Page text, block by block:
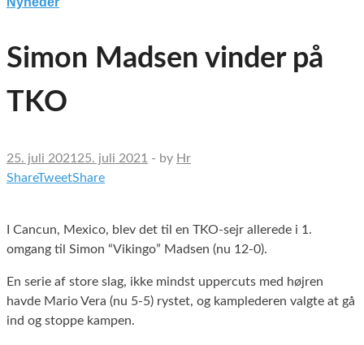
Simon Madsen vinder på
TKO
25. juli 2021 25. juli 2021 - by Hr
ShareTweetShare
I Cancun, Mexico, blev det til en TKO-sejr allerede i 1.
omgang til Simon “Vikingo” Madsen (nu 12-0).
En serie af store slag, ikke mindst uppercuts med højren
havde Mario Vera (nu 5-5) rystet, og kamplederen valgte at gå
ind og stoppe kampen.